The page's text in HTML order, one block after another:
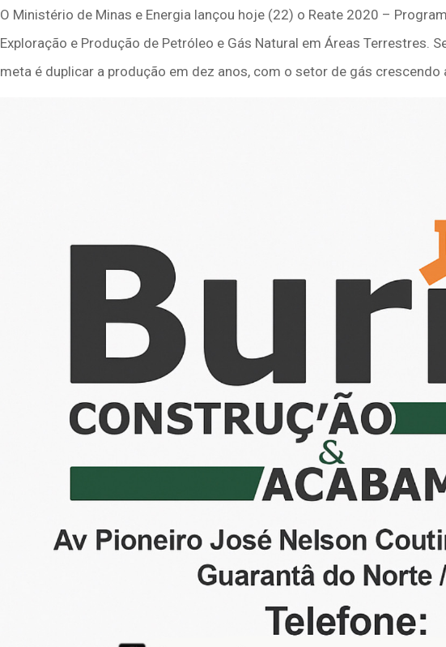
O Ministério de Minas e Energia lançou hoje (22) o Reate 2020 –
Exploração e Produção de Petróleo e Gás Natural em Áreas Terrestres.
meta é duplicar a produção em dez anos, com o setor de gás